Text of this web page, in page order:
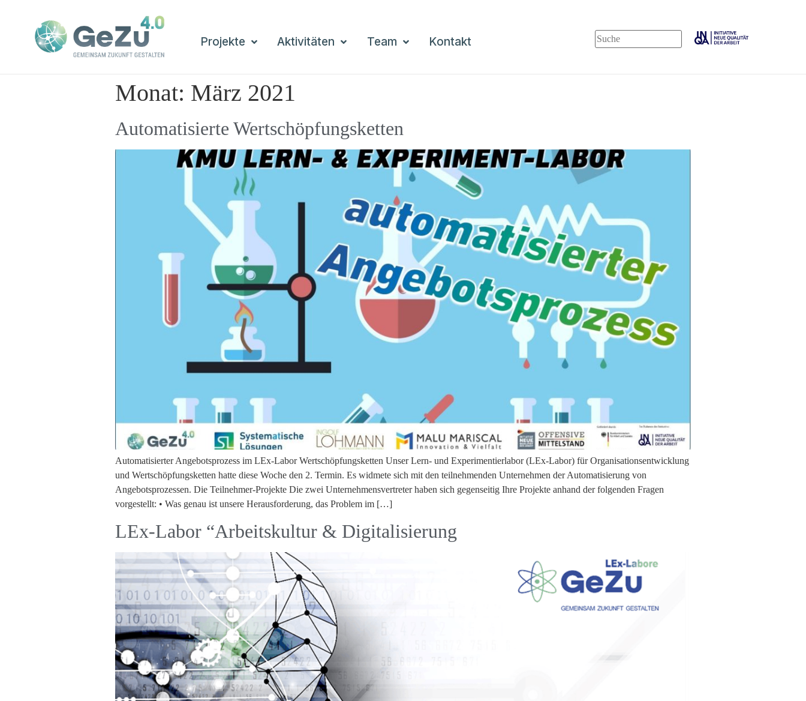
Projekte Aktivitäten Team Kontakt
Monat: März 2021
Automatisierte Wertschöpfungsketten
Automatisierter Angebotsprozess im LEx-Labor Wertschöpfungsketten Unser Lern- und Experimentierlabor (LEx-Labor) für Organisationsentwicklung
und Wertschöpfungsketten hatte diese Woche den 2. Termin. Es widmete sich mit den teilnehmenden Unternehmen der Automatisierung von
Angebotsprozessen. Die Teilnehmer-Projekte Die zwei Unternehmensvertreter haben sich gegenseitig Ihre Projekte anhand der folgenden Fragen
vorgestellt: • Was genau ist unsere Herausforderung, das Problem im […]
LEx-Labor “Arbeitskultur & Digitalisierung